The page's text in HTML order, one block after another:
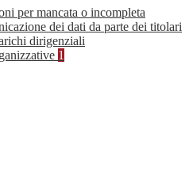
per mancata o incompleta
dei dati da parte dei titolari
dirigenziali
1